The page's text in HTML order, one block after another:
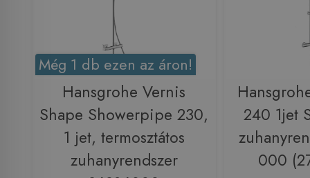
Még 1 db ezen az áron!
Hansgrohe Vernis
Shape Showerpipe 230,
1 jet, termosztátos
zuhanyrendszer
240 1jet
000